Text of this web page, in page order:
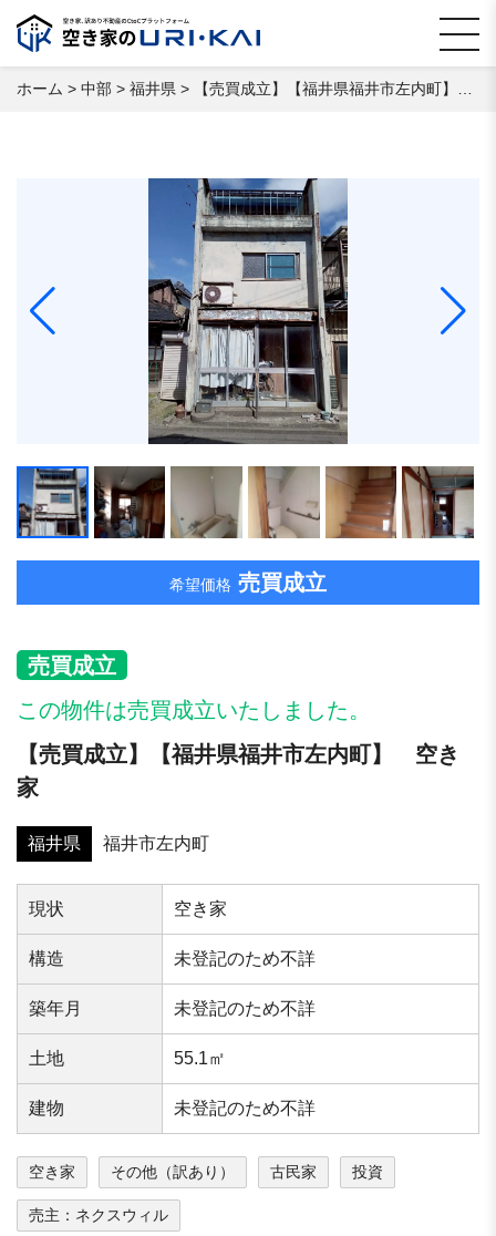
ホーム > 中部 > 福井県 > 【売買成立】【福井県福井市左内町】 空き家
希望価格 売買成立
売買成立
この物件は売買成立いたしました。
【売買成立】【福井県福井市左内町】 空き
家
福井県 福井市左内町
現状 空き家
構造 未登記のため不詳
築年⽉ 未登記のため不詳
⼟地 55.1㎡
建物 未登記のため不詳
空き家 その他（訳あり） 古民家 投資
売主：ネクスウィル